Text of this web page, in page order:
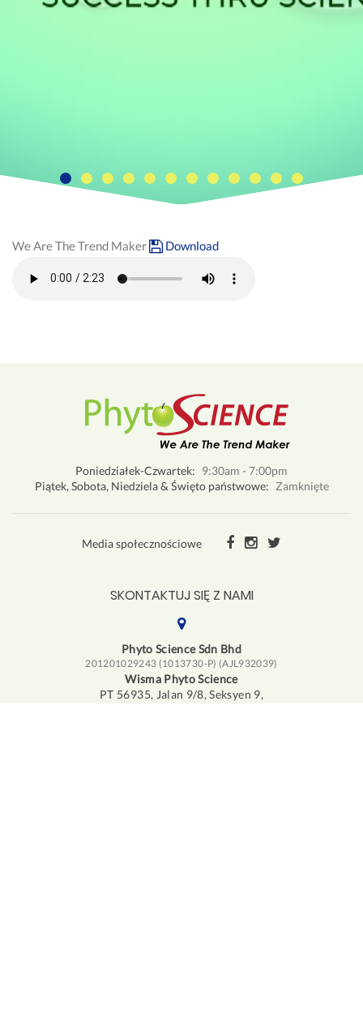
We Are The Trend Maker Download
Poniedziałek-Czwartek: 9:30am - 7:00pm
Piątek, Sobota, Niedziela & Święto państwowe: Zamknięte
Media społecznościowe
SKONTAKTUJ SIĘ Z NAMI
Phyto Science Sdn Bhd
201201029243 (1013730-P) (AJL932039)
Wisma Phyto Science
PT 56935, Jalan 9/8, Seksyen 9,